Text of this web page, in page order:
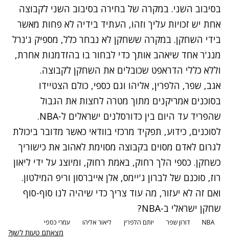
בסיבוב השני. במקרה של בחירה בסיבוב השני לקבוצה
אחת יש זכויות עליך וזהו, העתיד בידיה לא פחות מאשר
בידי השחקן. במקרה ששחקן לא נבחר כלל, מספיק ג'נרל
מנג'ר אחד שיאהב אותך כדי לבחור בו בהזדמנות אחרת,
וללא כללי הדראפט שכובלים את השחקן לקבוצה.
אגב, שפר, הלפרין, אליהו וגם כספי, כולם הצטיידו
בסוכנים אמריקנים מתוך מטרה לחצות את הגבול
שהפריד עד היום בין כדורסלנים ישראלים ל-NBA.
לסוכנים, כידוע, תפקיד מרכזי בוודאי כאשר מדובר ביכולת
לגרום לאדם מסוים בקבוצה מסוימת לאהוב את כישוריך
כשחקן. כספי הלך רחוק, באמת רחוק, ומיוצג על ידי ליאון
רוז, סוכנם של לברון ג'יימס, אלן אייברסון וריפ המילטון.
ואם זה לא יעזור, מה עוד צריך כדי שיהיה לנו סוף-סוף
שחקן ישראלי ב-NBA?
NBA דורון שפר יותם הלפרין ליאור אליהו עמרי כספי
מצאתם טעות לשון?